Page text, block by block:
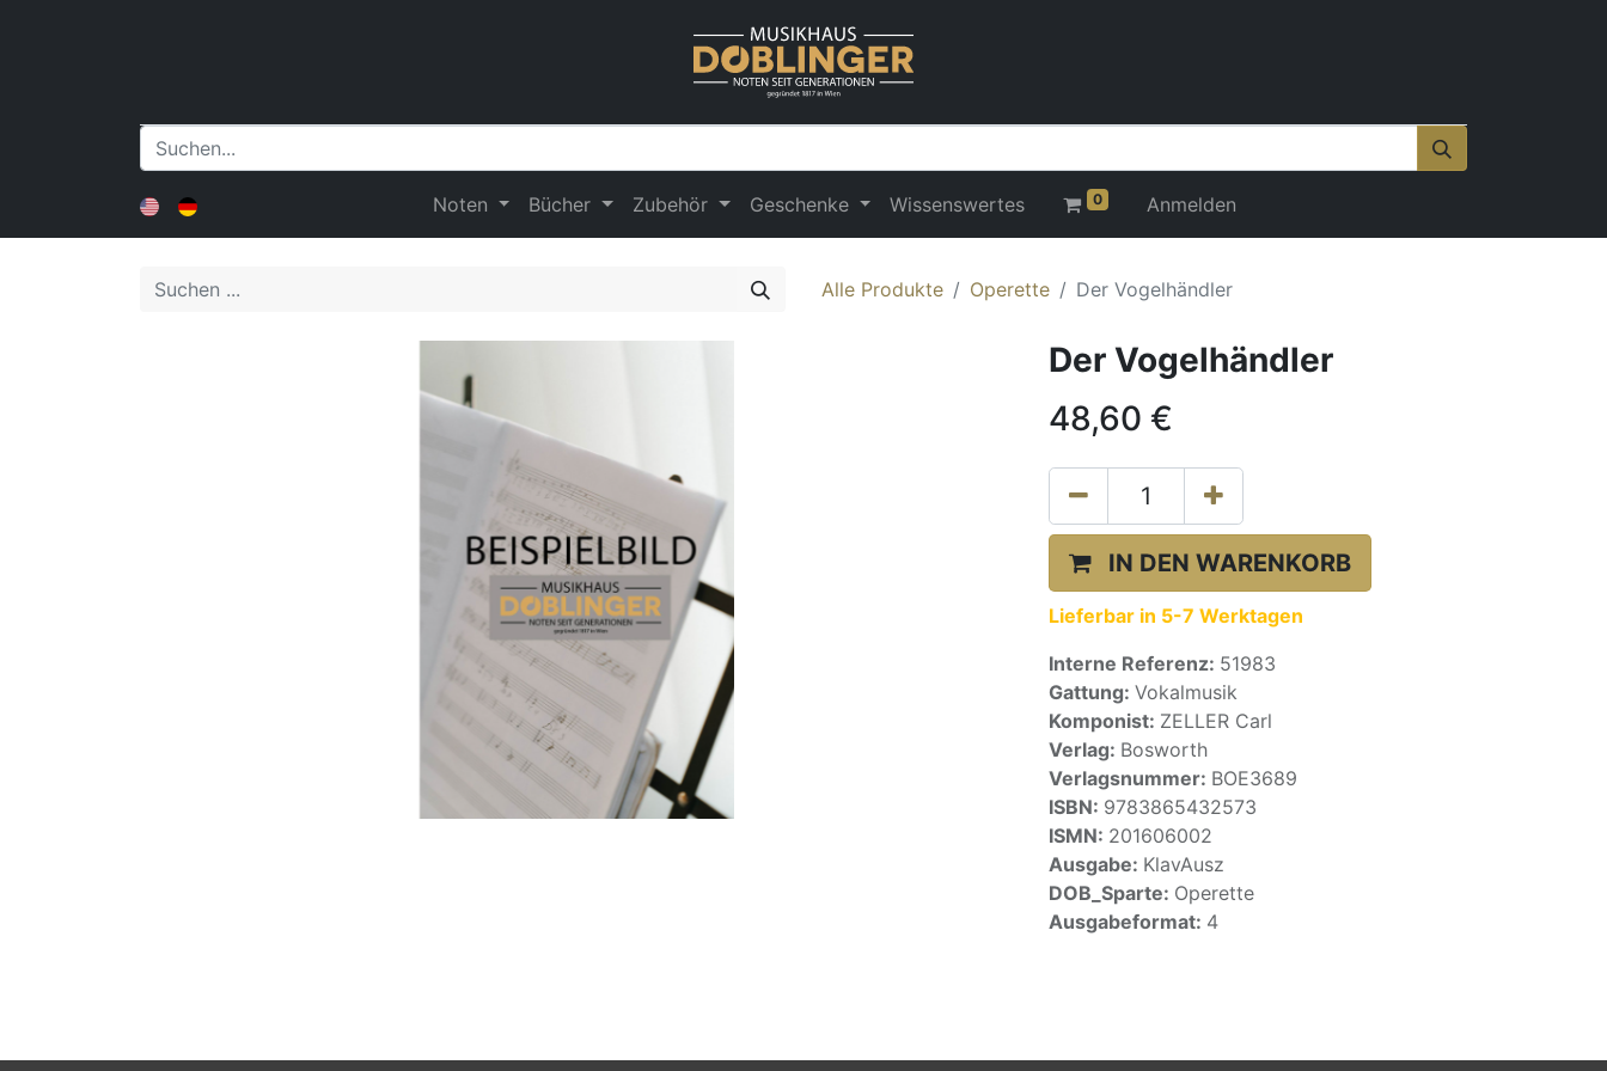
Noten Bücher Zubehör Geschenke Wissenswertes 0 Anmelden
Alle Produkte Operette Der Vogelhändler
Der Vogelhändler
48,60 €
IN DEN WARENKORB
Lieferbar in 5-7 Werktagen
Interne Referenz: 51983
Gattung: Vokalmusik
Komponist: ZELLER Carl
Verlag: Bosworth
Verlagsnummer: BOE3689
ISBN: 9783865432573
ISMN: 201606002
Ausgabe: KlavAusz
DOB_Sparte: Operette
Ausgabeformat: 4